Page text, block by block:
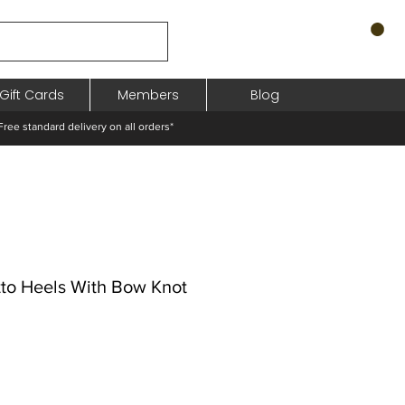
Gift Cards Members Blog
standard delivery on all orders*
Heels With Bow Knot